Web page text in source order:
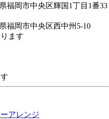
福岡市中央区輝国1丁目1番33
福岡市中央区西中州5-10
ます
アレンジ